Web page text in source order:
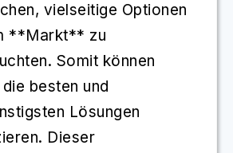
vielseitige Optionen
**Markt** zu
Somit können
die besten und
Lösungen
Dieser